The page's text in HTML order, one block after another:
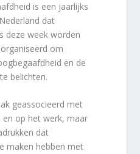
is een jaarlijks
dat
deze week worden
om
en de
belichten.
geassocieerd met
op het werk, maar
dat
maken hebben met